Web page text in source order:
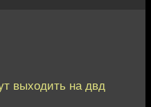
выходить на двд